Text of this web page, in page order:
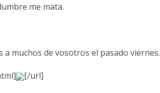
me mata.
muchos de vosotros el pasado viernes.
[/url]